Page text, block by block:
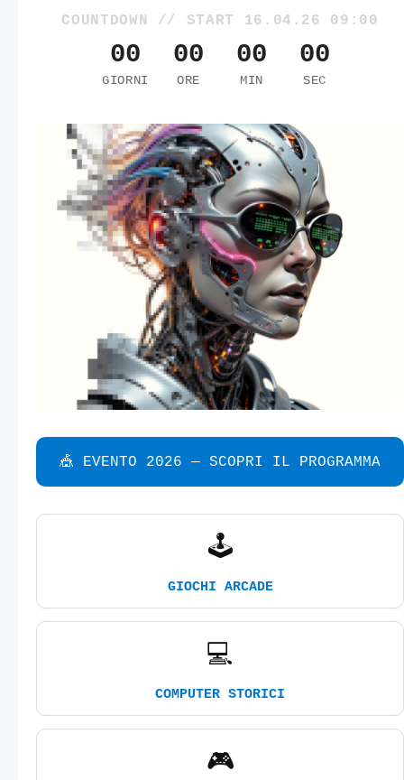
COUNTDOWN // START 16.04.26 09:00
00
GIORNI
00
ORE
00
MIN
00
SEC
🎪 EVENTO 2026 — SCOPRI IL PROGRAMMA
🕹️
GIOCHI ARCADE
💻
COMPUTER STORICI
🎮